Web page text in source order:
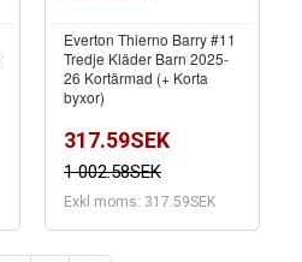
Everton Thierno Barry #11
Tredje Kläder Barn 2025-
26 Kortärmad (+ Korta
byxor)
317.59SEK
1 002.58SEK
Exkl moms: 317.59SEK